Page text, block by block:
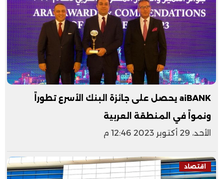
aiBANK يحصل على جائزة البنك الأسرع تطوراً
ونمواً في المنطقة العربية
الأحد، 29 أكتوبر 2023 12:46 م
اقتصاد